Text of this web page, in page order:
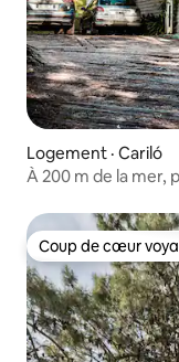
Logement · Cariló
À 200 m de la mer,
Coup de cœur
Coup de cœur